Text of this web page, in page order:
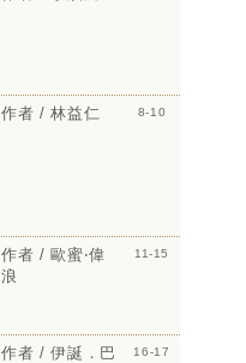
作者 / 林益仁 8-10
作者 / 歐蜜‧偉
浪
11-15
作者 / 伊誕．巴
16-17